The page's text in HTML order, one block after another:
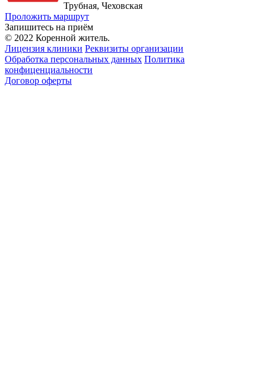
Трубная, Чеховская
Проложить маршрут
Запишитесь на приём
© 2022 Коренной житель.
Лицензия клиники Реквизиты организации
Обработка персональных данных Политика
конфиценциальности
Договор оферты